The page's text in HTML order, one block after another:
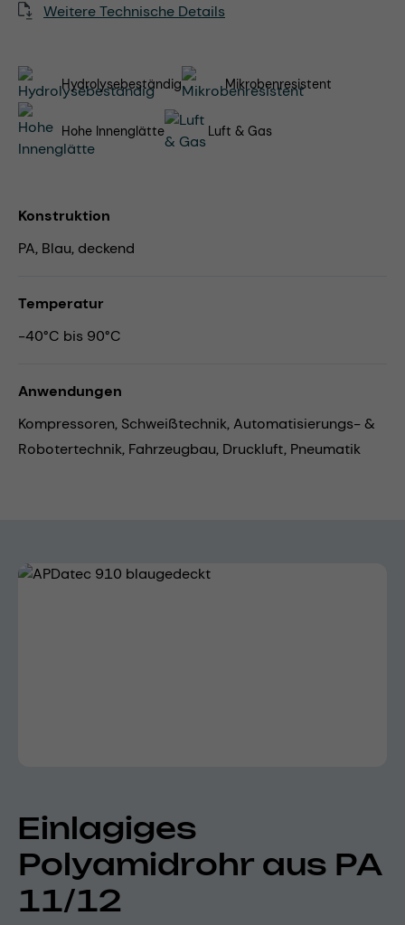
Weitere Technische Details
Hydrolysebeständig Mikrobenresistent
Hohe Innenglätte Luft & Gas
Konstruktion
PA, Blau, deckend
Temperatur
-40°C bis 90°C
Anwendungen
Kompressoren, Schweißtechnik,Automatisierungs- &
Robotertechnik, Fahrzeugbau, Druckluft, Pneumatik
Bildergalerie überspringen
Einlagiges
Polyamidrohr aus PA
11/12